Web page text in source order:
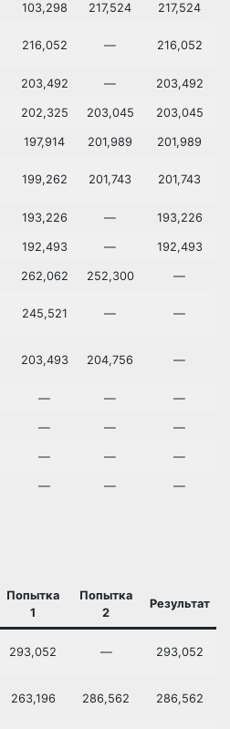
103,298 217,524 217,524
216,052 — 216,052
203,492 — 203,492
202,325 203,045 203,045
197,914 201,989 201,989
199,262 201,743 201,743
193,226 — 193,226
192,493 — 192,493
262,062 252,300 —
245,521 — —
203,493 204,756 —
— — —
— — —
— — —
— — —
Попытка
1
Попытка
2
Результат
293,052 — 293,052
263,196 286,562 286,562